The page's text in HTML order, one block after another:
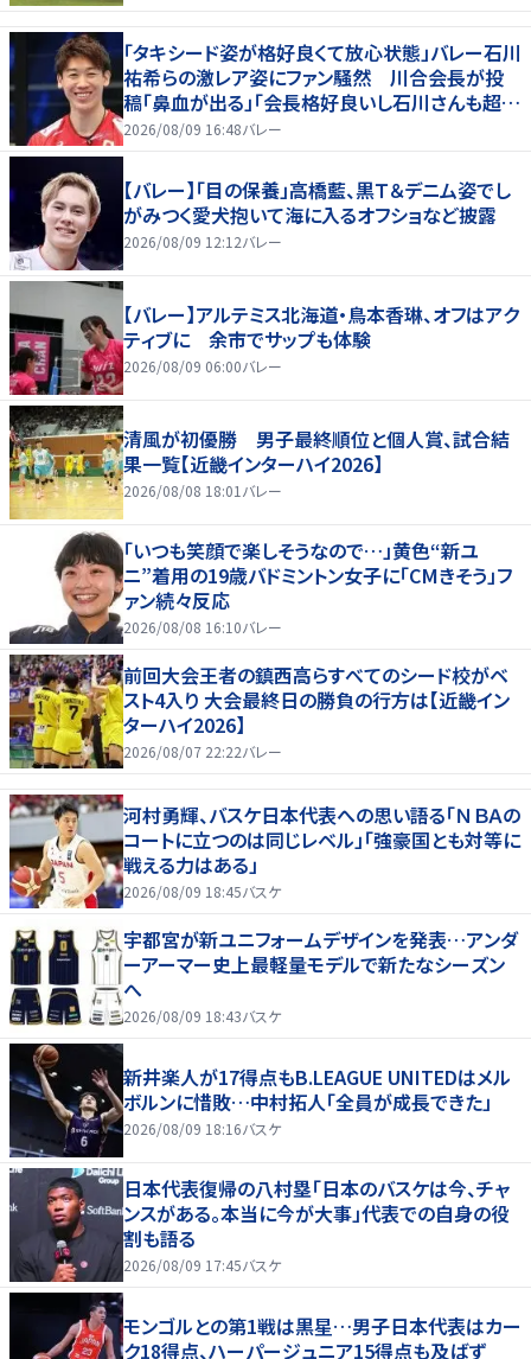
「タキシード姿が格好良くて放心状態」バレー石川
祐希らの激レア姿にファン騒然 川合会長が投
稿「鼻血が出る」「会長格好良いし石川さんも超格
好いい」
2026/08/09 16:48バレー
【バレー】「目の保養」高橋藍、黒Ｔ＆デニム姿でし
がみつく愛犬抱いて海に入るオフショなど披露
2026/08/09 12:12バレー
【バレー】アルテミス北海道・鳥本香琳、オフはアク
ティブに 余市でサップも体験
2026/08/09 06:00バレー
清風が初優勝 男子最終順位と個人賞、試合結
果一覧【近畿インターハイ2026】
2026/08/08 18:01 バレー
「いつも笑顔で楽しそうなので…」黄色“新ユ
ニ”着用の19歳バドミントン女子に「CMきそう」フ
ァン続々反応
2026/08/08 16:10バレー
前回大会王者の鎮西高らすべてのシード校がベ
スト4入り 大会最終日の勝負の行方は【近畿イン
ターハイ2026】
2026/08/07 22:22バレー
河村勇輝、バスケ日本代表への思い語る「ＮＢＡの
コートに立つのは同じレベル」「強豪国とも対等に
戦える力はある」
2026/08/09 18:45バスケ
宇都宮が新ユニフォームデザインを発表…アンダ
ーアーマー史上最軽量モデルで新たなシーズン
へ
2026/08/09 18:43バスケ
新井楽人が17得点もB.LEAGUE UNITEDはメル
ボルンに惜敗…中村拓人「全員が成長できた」
2026/08/09 18:16バスケ
日本代表復帰の八村塁「日本のバスケは今、チャ
ンスがある。本当に今が大事」代表での自身の役
割も語る
2026/08/09 17:45バスケ
モンゴルとの第1戦は黒星…男子日本代表はカー
ク18得点、ハーパージュニア15得点も及ばず